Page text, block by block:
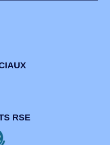
RSE